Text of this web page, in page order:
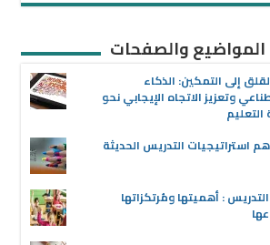
المواضيع والصفحات
إلى التمكين: الذكاء
وتعزيز الاتجاه الإيجابي نحو
استراتيجيات التدريس الحديثة
: أهميتها ومُرتكزاتها